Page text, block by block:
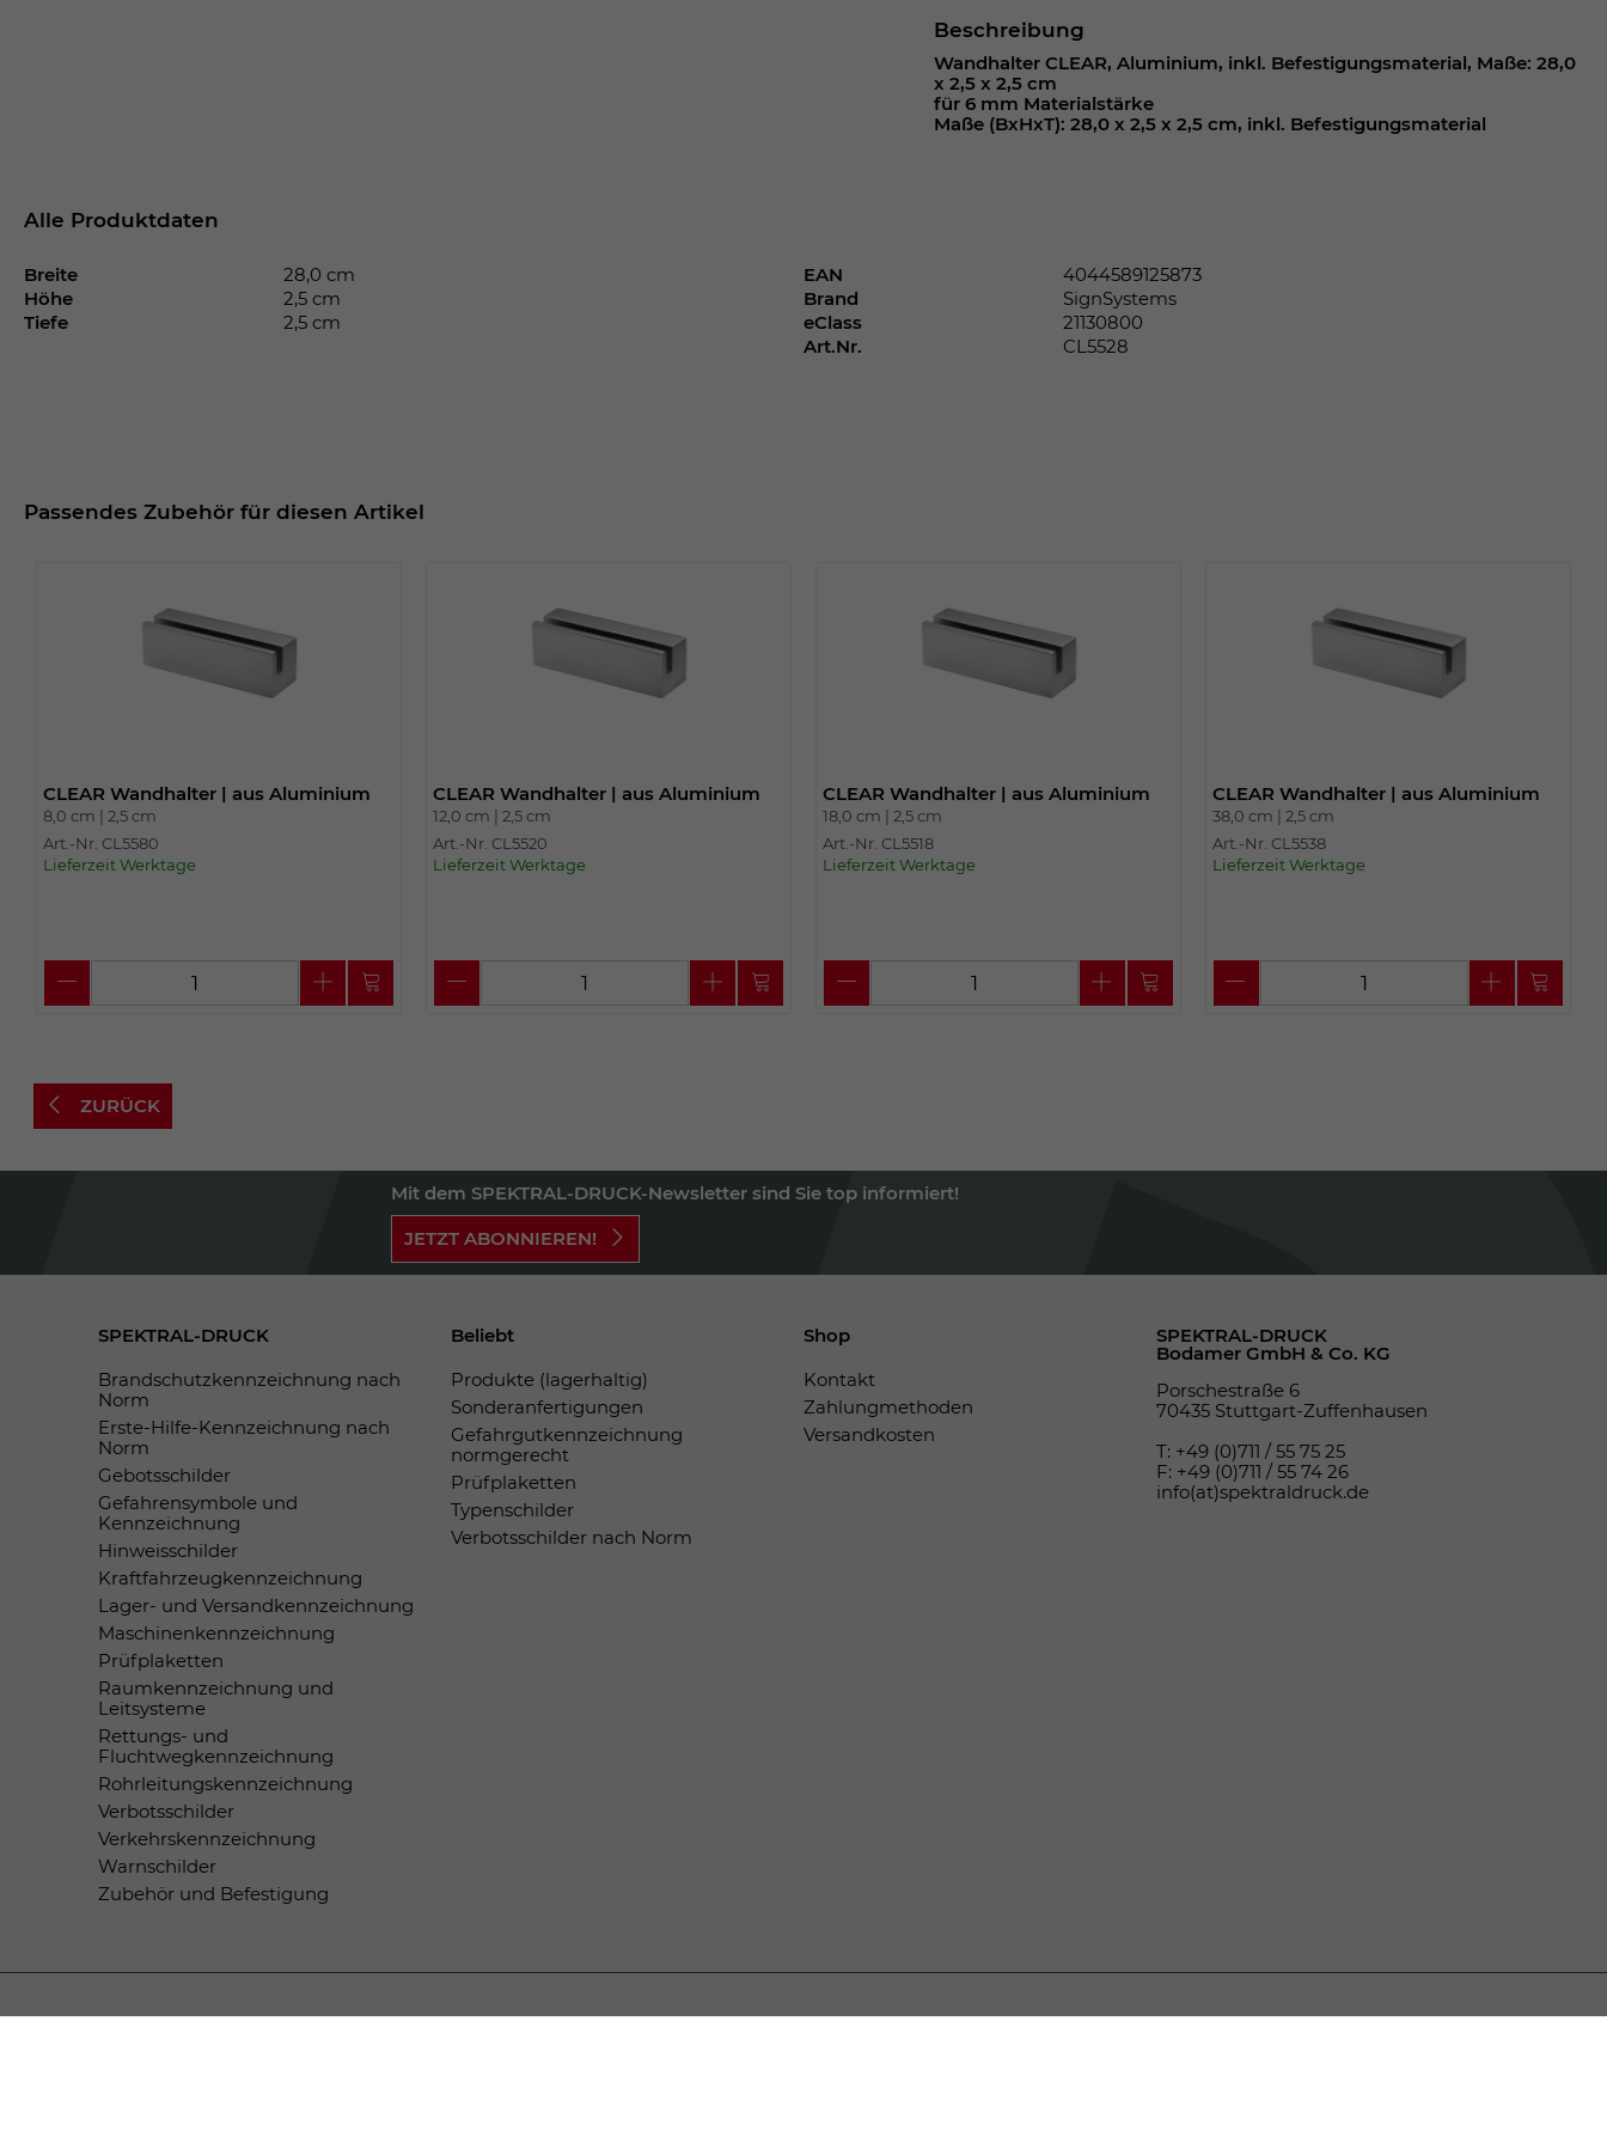
Beschreibung
Wandhalter CLEAR, Aluminium, inkl. Befestigungsmaterial, Maße: 28,0
x 2,5 x 2,5 cm
für 6 mm Materialstärke
Maße (BxHxT): 28,0 x 2,5 x 2,5 cm, inkl. Befestigungsmaterial
Alle Produktdaten
Breite
28,0 cm
Höhe
2,5 cm
Tiefe
2,5 cm
EAN
4044589125873
Brand
SignSystems
eClass
21130800
Art.Nr.
CL5528
Passendes Zubehör für diesen Artikel
CLEAR Wandhalter | aus Aluminium
8,0 cm |2,5 cm
Art.-Nr. CL5580
Lieferzeit Werktage
CLEAR Wandhalter | aus Aluminium
12,0 cm |2,5 cm
Art.-Nr. CL5520
Lieferzeit Werktage
CLEAR Wandhalter | aus Aluminium
18,0 cm | 2,5 cm
Art.-Nr. CL5518
Lieferzeit Werktage
CLEAR Wandhalter | aus Aluminium
38,0 cm | 2,5 cm
Art.-Nr. CL5538
Lieferzeit Werktage
ZURÜCK
Mit dem SPEKTRAL-DRUCK-Newsletter sind Sie top informiert!
JETZT ABONNIEREN!
SPEKTRAL-DRUCK
Brandschutzkennzeichnung nach
Norm
Erste-Hilfe-Kennzeichnung nach
Norm
Gebotsschilder
Gefahrensymbole und
Kennzeichnung
Hinweisschilder
Kraftfahrzeugkennzeichnung
Lager- und Versandkennzeichnung
Maschinenkennzeichnung
Prüfplaketten
Raumkennzeichnung und
Leitsysteme
Rettungs- und
Fluchtwegkennzeichnung
Rohrleitungskennzeichnung
Verbotsschilder
Verkehrskennzeichnung
Warnschilder
Zubehör und Befestigung
Beliebt
Produkte (lagerhaltig)
Sonderanfertigungen
Gefahrgutkennzeichnung
normgerecht
Prüfplaketten
Typenschilder
Verbotsschilder nach Norm
Shop
Kontakt
Zahlungmethoden
Versandkosten
SPEKTRAL-DRUCK
Bodamer GmbH & Co. KG
Porschestraße 6
70435 Stuttgart-Zuffenhausen
T: +49 (0)711 / 55 75 25
F: +49 (0)711 / 55 74 26
info(at)spektraldruck.de
SgCookieOptin.lastPreferences
Einstellungen, falls der Webseiten-